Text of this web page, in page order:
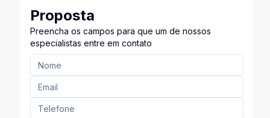
Proposta
Preencha os campos para que um de nossos
especialistas entre em contato